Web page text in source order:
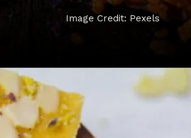
Image Credit: Pexels